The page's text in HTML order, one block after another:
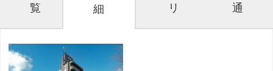
覧
細
リ
通